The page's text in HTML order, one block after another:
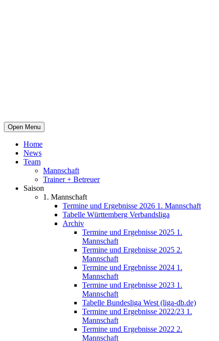
Open Menu
Home
News
Team
Mannschaft
Trainer + Betreuer
Saison
1. Mannschaft
Termine und Ergebnisse 2026 1. Mannschaft
Tabelle Württemberg Verbandsliga
Archiv
Termine und Ergebnisse 2025 1.
Mannschaft
Termine und Ergebnisse 2025 2.
Mannschaft
Termine und Ergebnisse 2024 1.
Mannschaft
Termine und Ergebnisse 2023 1.
Mannschaft
Tabelle Bundesliga West (liga-db.de)
Termine und Ergebnisse 2022/23 1.
Mannschaft
Termine und Ergebnisse 2022 2.
Mannschaft